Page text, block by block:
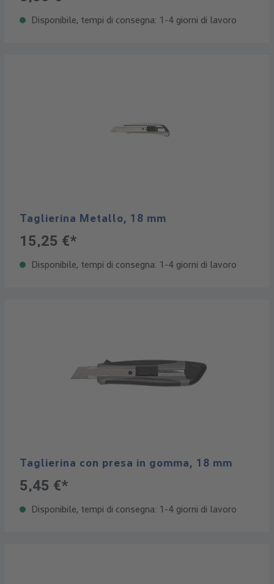
Disponibile, tempi di consegna: 1-4 giorni di lavoro
Taglierina Metallo, 18 mm
15,25 €*
Disponibile, tempi di consegna: 1-4 giorni di lavoro
Taglierina con presa in gomma, 18 mm
5,45 €*
Disponibile, tempi di consegna: 1-4 giorni di lavoro